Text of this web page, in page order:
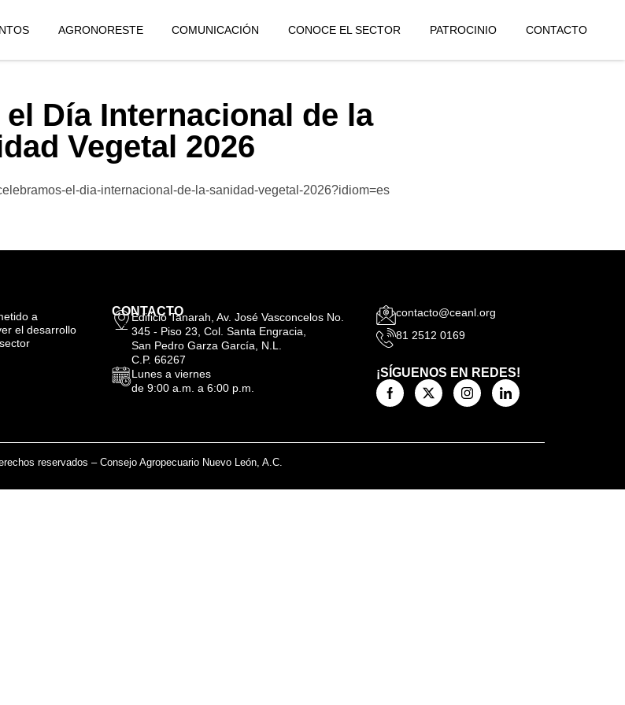
AGRONORESTE COMUNICACIÓN CONOCE EL SECTOR PATROCINIO CONTACTO
Día Internacional de la
Vegetal 2026
el-dia-internacional-de-la-sanidad-vegetal-2026?idiom=es
a
el desarrollo
CONTACTO
Edificio Tanarah, Av. José Vasconcelos No.
345 - Piso 23, Col. Santa Engracia,
San Pedro Garza García, N.L.
C.P. 66267
Lunes a viernes
de 9:00 a.m. a 6:00 p.m.
contacto@ceanl.org
81 2512 0169
¡SÍGUENOS EN REDES!
reservados – Consejo Agropecuario Nuevo León, A.C.